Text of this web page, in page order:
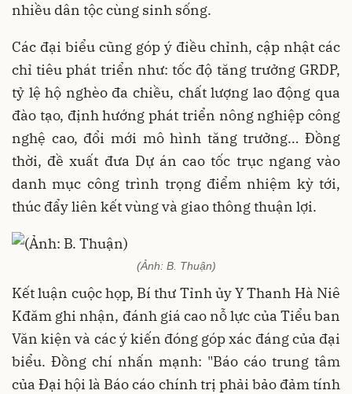
nhiều dân tộc cùng sinh sống.
Các đại biểu cũng góp ý điều chỉnh, cập nhật các
chỉ tiêu phát triển như: tốc độ tăng trưởng GRDP,
tỷ lệ hộ nghèo đa chiều, chất lượng lao động qua
đào tạo, định hướng phát triển nông nghiệp công
nghệ cao, đổi mới mô hình tăng trưởng… Đồng
thời, đề xuất đưa Dự án cao tốc trục ngang vào
danh mục công trình trọng điểm nhiệm kỳ tới,
thúc đẩy liên kết vùng và giao thông thuận lợi.
(Ảnh: B. Thuận)
Kết luận cuộc họp, Bí thư Tỉnh ủy Y Thanh Hà Niê
Kđăm ghi nhận, đánh giá cao nỗ lực của Tiểu ban
Văn kiện và các ý kiến đóng góp xác đáng của đại
biểu. Đồng chí nhấn mạnh: "Báo cáo trung tâm
của Đại hội là Báo cáo chính trị phải bảo đảm tính